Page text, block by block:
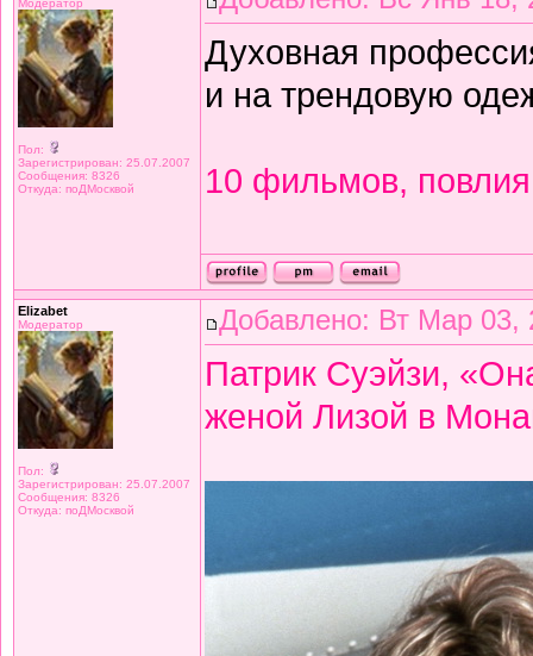
Модератор
Пол:
Зарегистрирован: 25.07.2007
Сообщения: 8326
Откуда: поДМосквой
Духовная
и на трендовую
10 фильмов,
Elizabet
Модератор
Пол:
Зарегистрирован: 25.07.2007
Сообщения: 8326
Откуда: поДМосквой
Добавлено: Вт Мар 03,
Патрик Суэйзи,
женой Лизой в